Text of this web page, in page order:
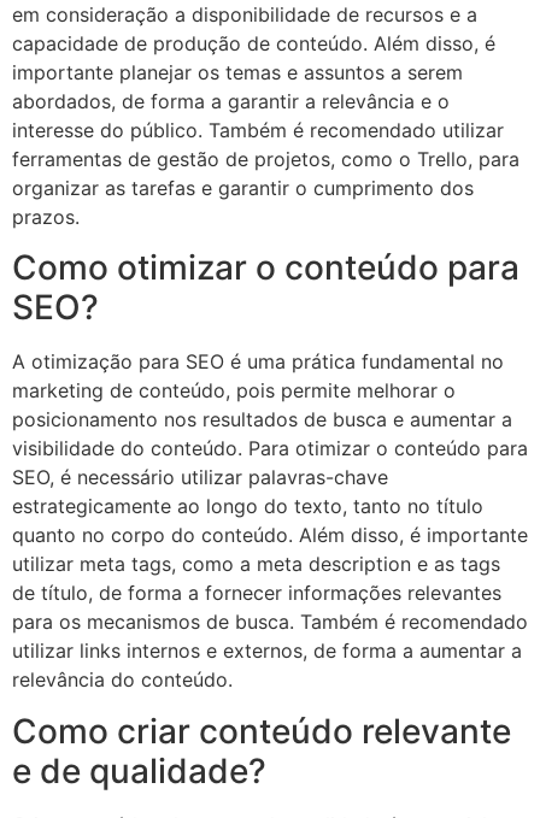
em consideração a disponibilidade de recursos e a
capacidade de produção de conteúdo. Além disso, é
importante planejar os temas e assuntos a serem
abordados, de forma a garantir a relevância e o
interesse do público. Também é recomendado utilizar
ferramentas de gestão de projetos, como o Trello, para
organizar as tarefas e garantir o cumprimento dos
prazos.
Como otimizar o conteúdo para
SEO?
A otimização para SEO é uma prática fundamental no
marketing de conteúdo, pois permite melhorar o
posicionamento nos resultados de busca e aumentar a
visibilidade do conteúdo. Para otimizar o conteúdo para
SEO, é necessário utilizar palavras-chave
estrategicamente ao longo do texto, tanto no título
quanto no corpo do conteúdo. Além disso, é importante
utilizar meta tags, como a meta description e as tags
de título, de forma a fornecer informações relevantes
para os mecanismos de busca. Também é recomendado
utilizar links internos e externos, de forma a aumentar a
relevância do conteúdo.
Como criar conteúdo relevante
e de qualidade?